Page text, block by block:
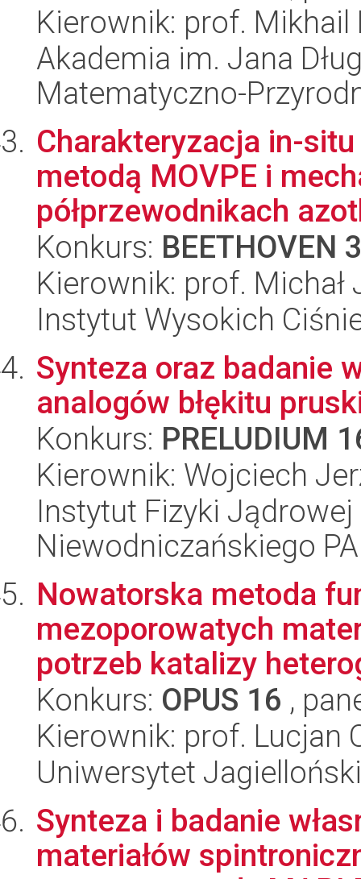
Kierownik: prof. Mikhail
Akademia im. Jana
Matematyczno-
Charakteryzacja in-
metodą MOVPE i
półprzewodnikach
Konkurs: BEETHOVEN
Kierownik: prof. Michał
Instytut Wysokich
Synteza oraz badanie
analogów błękitu
Konkurs: PRELUDIUM
Kierownik: Wojciech
Instytut Fizyki
Niewodniczańskiego
Nowatorska metoda
mezoporowatych
potrzeb katalizy
Konkurs: OPUS 16 ,
Kierownik: prof. Lucjan
Uniwersytet
Synteza i badanie
materiałów